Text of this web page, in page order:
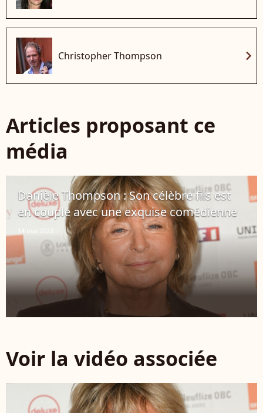
Christopher Thompson chevron_right
Articles proposant ce
média
Danièle Thompson : Son célèbre fils est
en couple avec une exquise comédienne
14 mai 2023
Voir la vidéo associée